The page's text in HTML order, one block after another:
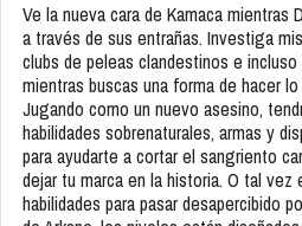
Ve la nueva cara de Kamaca
a través de sus entrañas. Investiga
clubs de peleas clandestinos e
mientras buscas una forma de hacer
Jugando como un nuevo asesino,
habilidades sobrenaturales, armas y
para ayudarte a cortar el sangriento
dejar tu marca en la historia. O tal vez
habilidades para pasar desapercibido